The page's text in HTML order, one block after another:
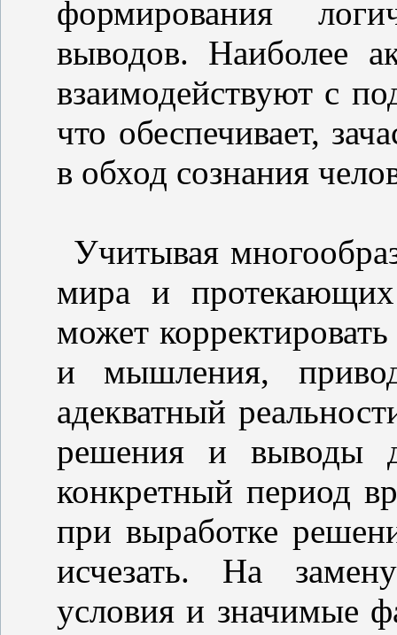
формирования
выводов. Наиболее
взаимодействуют с
что обеспечивает,
в обход сознания
Учитывая
мира и
может
и мышления,
адекватный
решения и выводы
конкретный период
при выработке
исчезать. На
условия и значимые